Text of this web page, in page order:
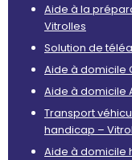
Aide à la
Vitrolles
Solution de
Aide à domicile
Aide à domicile
Transport
handicap –
Aide à domicile